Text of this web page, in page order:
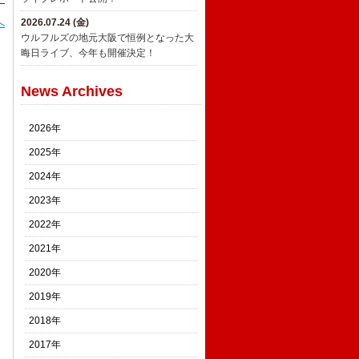
2026.07.24 (金)
ウルフルズの地元大阪で恒例となった大
晦日ライブ、今年も開催決定！
News Archives
2026年
2025年
2024年
2023年
2022年
2021年
2020年
2019年
2018年
2017年